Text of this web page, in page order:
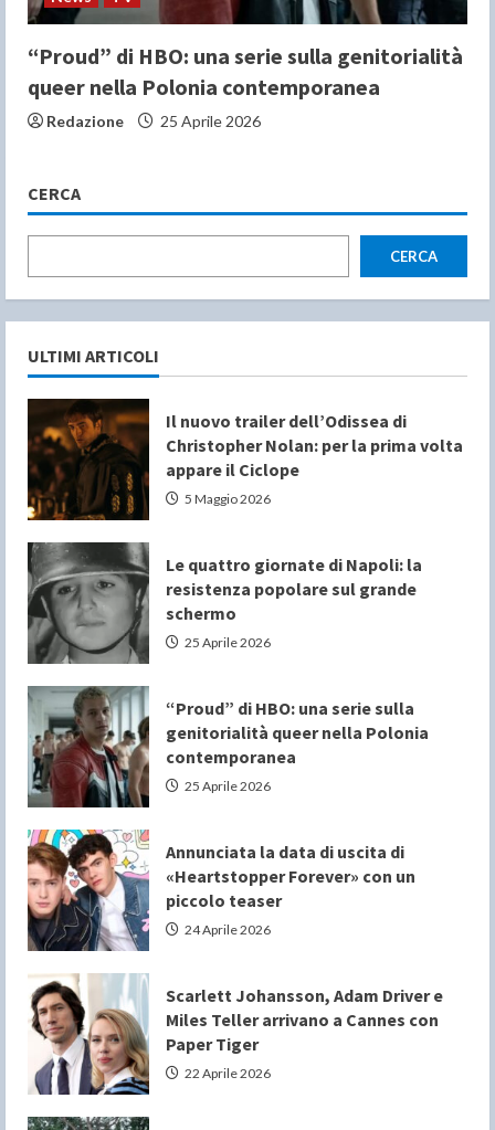
“Proud” di HBO: una serie sulla genitorialità
queer nella Polonia contemporanea
Redazione 25 Aprile 2026
CERCA
CERCA
ULTIMI ARTICOLI
Il nuovo trailer dell’Odissea di
Christopher Nolan: per la prima volta
appare il Ciclope
5 Maggio 2026
Le quattro giornate di Napoli: la
resistenza popolare sul grande
schermo
25 Aprile 2026
“Proud” di HBO: una serie sulla
genitorialità queer nella Polonia
contemporanea
25 Aprile 2026
Annunciata la data di uscita di
«Heartstopper Forever» con un
piccolo teaser
24 Aprile 2026
Scarlett Johansson, Adam Driver e
Miles Teller arrivano a Cannes con
Paper Tiger
22 Aprile 2026